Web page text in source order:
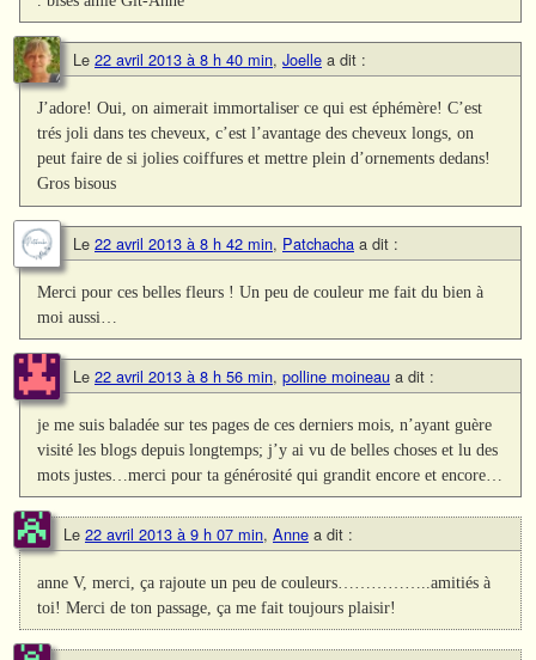
Le 22 avril 2013 à 8 h 40 min, Joelle a dit :
J’adore! Oui, on aimerait immortaliser ce qui est éphémère! C’est
trés joli dans tes cheveux, c’est l’avantage des cheveux longs, on
peut faire de si jolies coiffures et mettre plein d’ornements dedans!
Gros bisous
Le 22 avril 2013 à 8 h 42 min, Patchacha a dit :
Merci pour ces belles fleurs ! Un peu de couleur me fait du bien à
moi aussi…
Le 22 avril 2013 à 8 h 56 min, polline moineau a dit :
je me suis baladée sur tes pages de ces derniers mois, n’ayant guère
visité les blogs depuis longtemps; j’y ai vu de belles choses et lu des
mots justes…merci pour ta générosité qui grandit encore et encore…
Le 22 avril 2013 à 9 h 07 min, Anne a dit :
anne V, merci, ça rajoute un peu de couleurs……………..amitiés à
toi! Merci de ton passage, ça me fait toujours plaisir!